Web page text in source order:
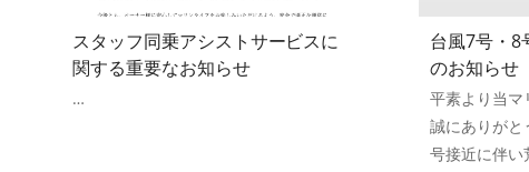
スタッフ同乗アシストサービスに
関する重要なお知らせ
…
台風7号・8
のお知らせ
平素より当マ
誠にありがと
号接近に伴い